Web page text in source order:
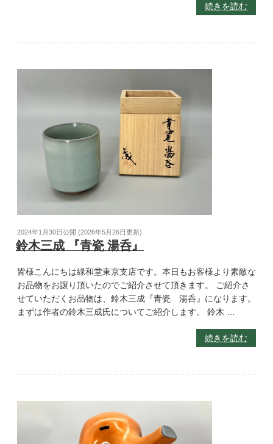
続きを読む
2024年1月30日公開 (2026年5月26日更新)
鈴木三成 『青瓷 湯呑』
皆様こんにちは緑和堂東京支店です。本日もお客様より素敵な
お品物をお譲り頂いたのでご紹介させて頂きます。 ご紹介さ
せていただくお品物は、鈴木三成『青瓷 湯呑』になります。
まずは作者の鈴木三成氏についてご紹介します。 鈴木 …
続きを読む